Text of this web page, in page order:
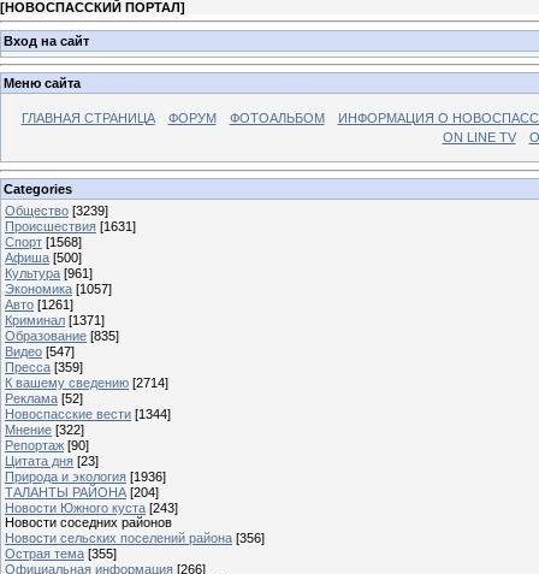
[НОВОСПАССКИЙ ПОРТАЛ]
Вход на сайт
Меню сайта
ГЛАВНАЯ СТРАНИЦА ФОРУМ ФОТОАЛЬБОМ
ИНФОРМАЦИЯ О
ON LINE TV
Categories
Общество [3239]
Происшествия [1631]
Спорт [1568]
Афиша [500]
Культура [961]
Экономика [1057]
Авто [1261]
Криминал [1371]
Образование [835]
Видео [547]
Пресса [359]
К вашему сведению [2714]
Реклама [52]
Новоспасские вести [1344]
Мнение [322]
Репортаж [90]
Цитата дня [23]
Природа и экология [1936]
ТАЛАНТЫ РАЙОНА [204]
Новости Южного куста [243]
Новости соседних районов
Новости сельских поселений района [356]
Острая тема [355]
Официальная информация [266]